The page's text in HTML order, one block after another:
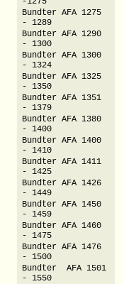
Bundter AFA 1275
- 1289
Bundter AFA 1290
- 1300
Bundter AFA 1300
- 1324
Bundter AFA 1325
- 1350
Bundter AFA 1351
- 1379
Bundter AFA 1380
- 1400
Bundter AFA 1400
- 1410
Bundter AFA 1411
- 1425
Bundter AFA 1426
- 1449
Bundter AFA 1450
- 1459
Bundter AFA 1460
- 1475
Bundter AFA 1476
- 1500
Bundter AFA 1501
- 1550